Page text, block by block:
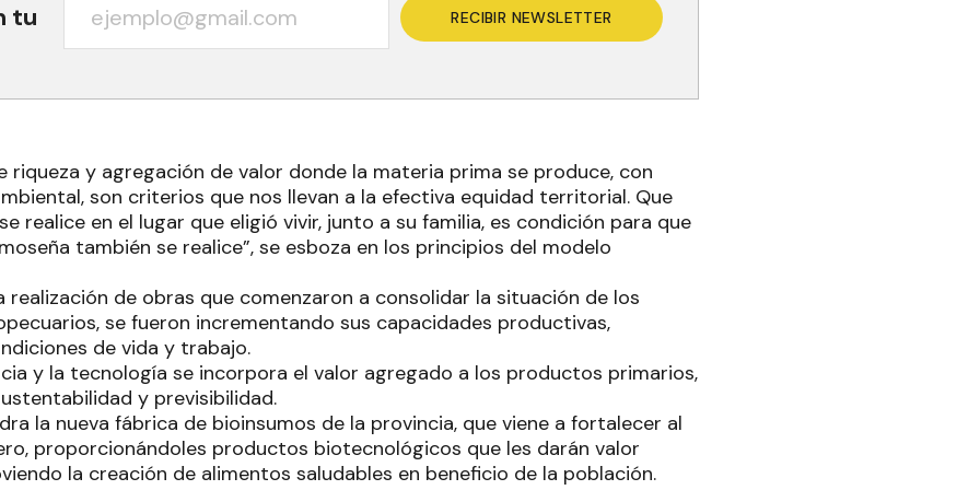
tu RECIBIR NEWSLETTER
riqueza y agregación de valor donde la materia prima se produce, con
son criterios que nos llevan a la efectiva equidad territorial. Que
realice en el lugar que eligió vivir, junto a su familia, es condición para que
también se realice”, se esboza en los principios del modelo
realización de obras que comenzaron a consolidar la situación de los
se fueron incrementando sus capacidades productivas,
de vida y trabajo.
y la tecnología se incorpora el valor agregado a los productos primarios,
y previsibilidad.
la nueva fábrica de bioinsumos de la provincia, que viene a fortalecer al
proporcionándoles productos biotecnológicos que les darán valor
la creación de alimentos saludables en beneficio de la población.